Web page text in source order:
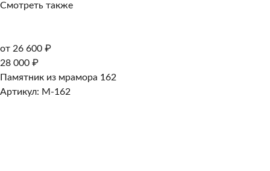
Смотреть также
от 26 600 ₽
28 000 ₽
Памятник из мрамора 162
Артикул: M-162